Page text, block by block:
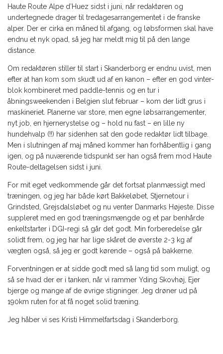
Haute Route Alpe d’Huez sidst i juni, når redaktøren og
undertegnede drager til tredagesarrangementet i de franske
alper. Der er cirka en måned til afgang, og løbsformen skal have
endnu et nyk opad, så jeg har meldt mig til på den lange
distance.
Om redaktøren stiller til start i Skanderborg er endnu uvist, men
efter at han kom som skudt ud af en kanon – efter en god vinter-
blok kombineret med paddle-tennis og en tur i
åbningsweekenden i Belgien slut februar – kom der lidt grus i
maskineriet. Planerne var store, men egne løbsarrangementer,
nyt job, en hjernerystelse og – hold nu fast – en lille ny
hundehvalp (!!) har sidenhen sat den gode redaktør lidt tilbage.
Men i slutningen af maj måned kommer han forhåbentlig i gang
igen, og på nuværende tidspunkt ser han også frem mod Haute
Route-deltagelsen sidst i juni.
For mit eget vedkommende går det fortsat planmæssigt med
træningen, og jeg har både kørt Bakkeløbet, Stjernetour i
Grindsted, Grejsdalsløbet og nu venter Danmarks Højeste. Disse
suppleret med en god træningsmængde og et par benhårde
enkeltstarter i DGI-regi så går det godt. Min forberedelse går
solidt frem, og jeg har har lige skåret de øverste 2-3 kg af
vægten også, så jeg er godt kørende – også på bakkerne.
Forventningen er at sidde godt med så lang tid som muligt, og
så se hvad der er i tanken, når vi rammer Yding Skovhøj, Ejer
bjerge og mange af de øvrige stigninger. Jeg drøner ud på
190km ruten for at få noget solid træning.
Jeg håber vi ses Kristi Himmelfartsdag i Skanderborg.